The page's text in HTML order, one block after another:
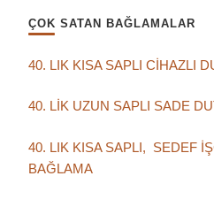
ÇOK SATAN BAĞLAMALAR
40. LIK KISA SAPLI CİHAZLI
40. LİK UZUN SAPLI SADE
40. LIK KISA SAPLI, SEDEF
BAĞLAMA